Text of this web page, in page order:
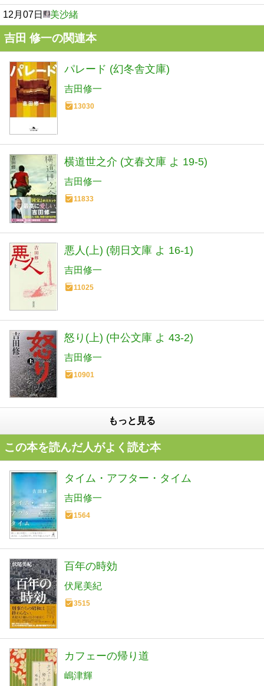
12月07日 美沙緒
吉田 修一の関連本
パレード (幻冬舎文庫)
吉田修一
13030
横道世之介 (文春文庫 よ 19-5)
吉田修一
11833
悪人(上) (朝日文庫 よ 16-1)
吉田修一
11025
怒り(上) (中公文庫 よ 43-2)
吉田修一
10901
もっと見る
この本を読んだ人がよく読む本
タイム・アフター・タイム
吉田修一
1564
百年の時効
伏尾美紀
3515
カフェーの帰り道
嶋津輝